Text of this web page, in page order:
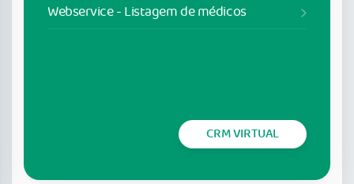
Webservice - Listagem de médicos
CRM VIRTUAL